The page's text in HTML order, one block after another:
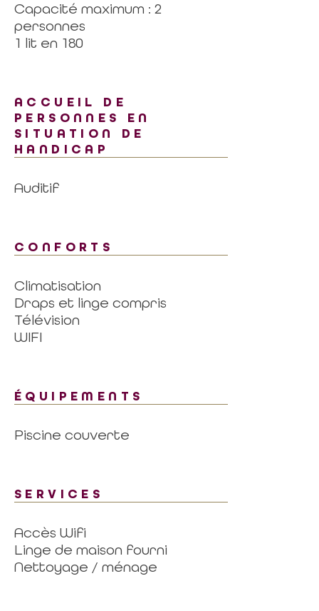
Capacité maximum : 2
personnes
1 lit en 180
ACCUEIL DE
PERSONNES EN
SITUATION DE
HANDICAP
Auditif
CONFORTS
Climatisation
Draps et linge compris
Télévision
WIFI
ÉQUIPEMENTS
Piscine couverte
SERVICES
Accès Wifi
Linge de maison fourni
Nettoyage / ménage